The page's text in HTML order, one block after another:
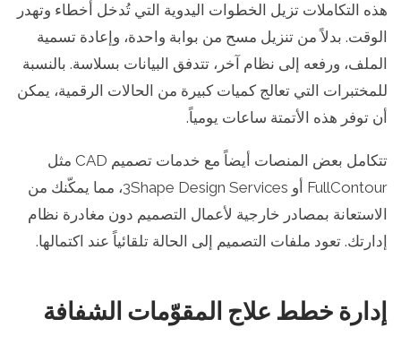
هذه التكاملات تزيل الخطوات اليدوية التي تُدخل أخطاء وتهدر
الوقت. بدلاً من تنزيل مسح من بوابة واحدة، وإعادة تسمية
الملف، ورفعه إلى نظام آخر، تتدفق البيانات بسلاسة. بالنسبة
للمختبرات التي تعالج كميات كبيرة من الحالات الرقمية، يمكن
أن توفر هذه الأتمتة ساعات يومياً.
تتكامل بعض المنصات أيضاً مع خدمات تصميم CAD مثل
FullContour أو 3Shape Design Services، مما يمكّنك من
الاستعانة بمصادر خارجية لأعمال التصميم دون مغادرة نظام
إدارتك. تعود ملفات التصميم إلى الحالة تلقائياً عند اكتمالها.
إدارة خطط علاج المقوّمات الشفافة